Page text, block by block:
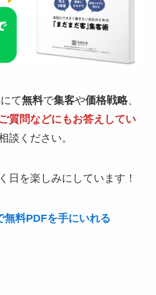
て無料で集客や価格戦略、
ご質問などにもお答えしてい
談ください。
日を楽しみにしています！
無料PDFを手にいれる